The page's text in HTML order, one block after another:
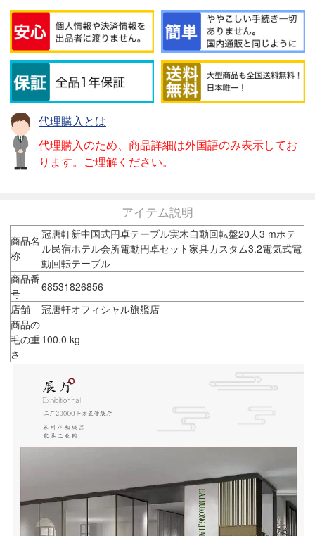
代理購入とは
代理購入のため、商品詳細は外国語のみ表示してお
ります。ご理解ください。
アイテム説明
商品名
称
冠唐軒新中国式円卓テーブル実木自動回転盤20人3 mホテ
ル民宿ホテル会所電動円卓セット家具カスタム3.2電気式電
動回転テーブル
商品番
号
68531826856
店舗
冠唐軒オフィシャル旗艦店
商品の
毛の重
さ
100.0 kg